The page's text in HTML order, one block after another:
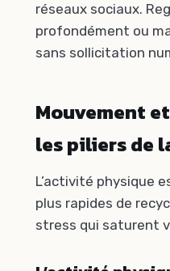
réseaux sociaux.
profondément ou
sans sollicitation
Mouvement
les piliers de
L’activité physique
plus rapides de
stress qui saturent